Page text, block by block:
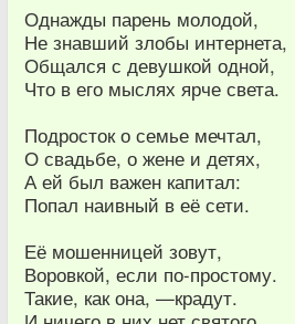
Однажды парень молодой,
Не знавший злобы интернета,
Общался с девушкой одной,
Что в его мыслях ярче света.
Подросток о семье мечтал,
О свадьбе, о жене и детях,
А ей был важен капитал:
Попал наивный в её сети.
Её мошенницей зовут,
Воровкой, если по-простому.
Такие, как она, —крадут.